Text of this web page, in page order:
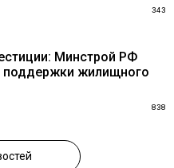
343
Минстрой РФ
поддержки жилищного
838